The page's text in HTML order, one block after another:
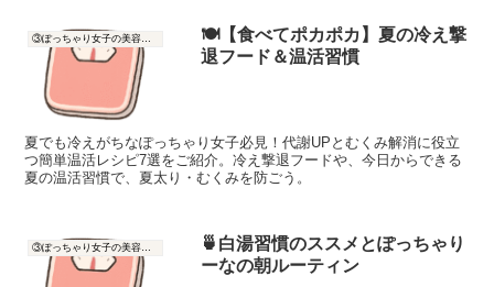
③ぽっちゃり女子の美容と健康
🍽️【食べてポカポカ】夏の冷え撃
退フード＆温活習慣
夏でも冷えがちなぽっちゃり女子必見！代謝UPとむくみ解消に役立
つ簡単温活レシピ7選をご紹介。冷え撃退フードや、今日からできる
夏の温活習慣で、夏太り・むくみを防ごう。
③ぽっちゃり女子の美容と健康
🍵白湯習慣のススメとぽっちゃり
ーなの朝ルーティン